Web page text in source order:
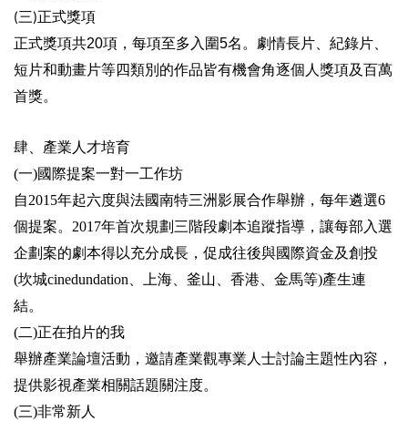
政
府
公
資
權
聲
明
隱
私
權
保
護
策
(三)正式獎項
正式獎項共20項，每項至多入圍5名。 劇情長片、紀錄片、
短片和動畫片等四類別的作品皆有機會角逐個人獎項及百萬
首獎。
肆、產業人才培育
(一)國際提案一對一工作坊
自2015年起六度與法國南特三洲影展合作舉辦，每年遴選6
個提案。2017年首次規劃三階段劇本追蹤指導，讓每部入選
企劃案的劇本得以充分成長，促成往後與國際資金及創投
(坎城cinedundation、上海、釜山、香港、金馬等)產生連
結。
(二)正在拍片的我
舉辦產業論壇活動，邀請產業觀專業人士討論主題性內容，
提供影視產業相關話題關注度。
(三)非常新人